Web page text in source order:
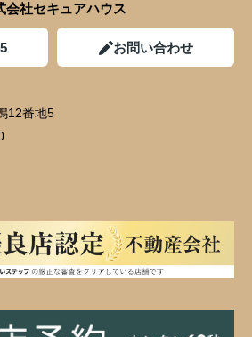
会社セキュアハウス
お問い合わせ
12番地5